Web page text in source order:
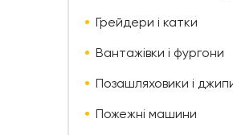
Грейдери і катки
Вантажівки і фургони
Позашляховики і
Пожежні машини